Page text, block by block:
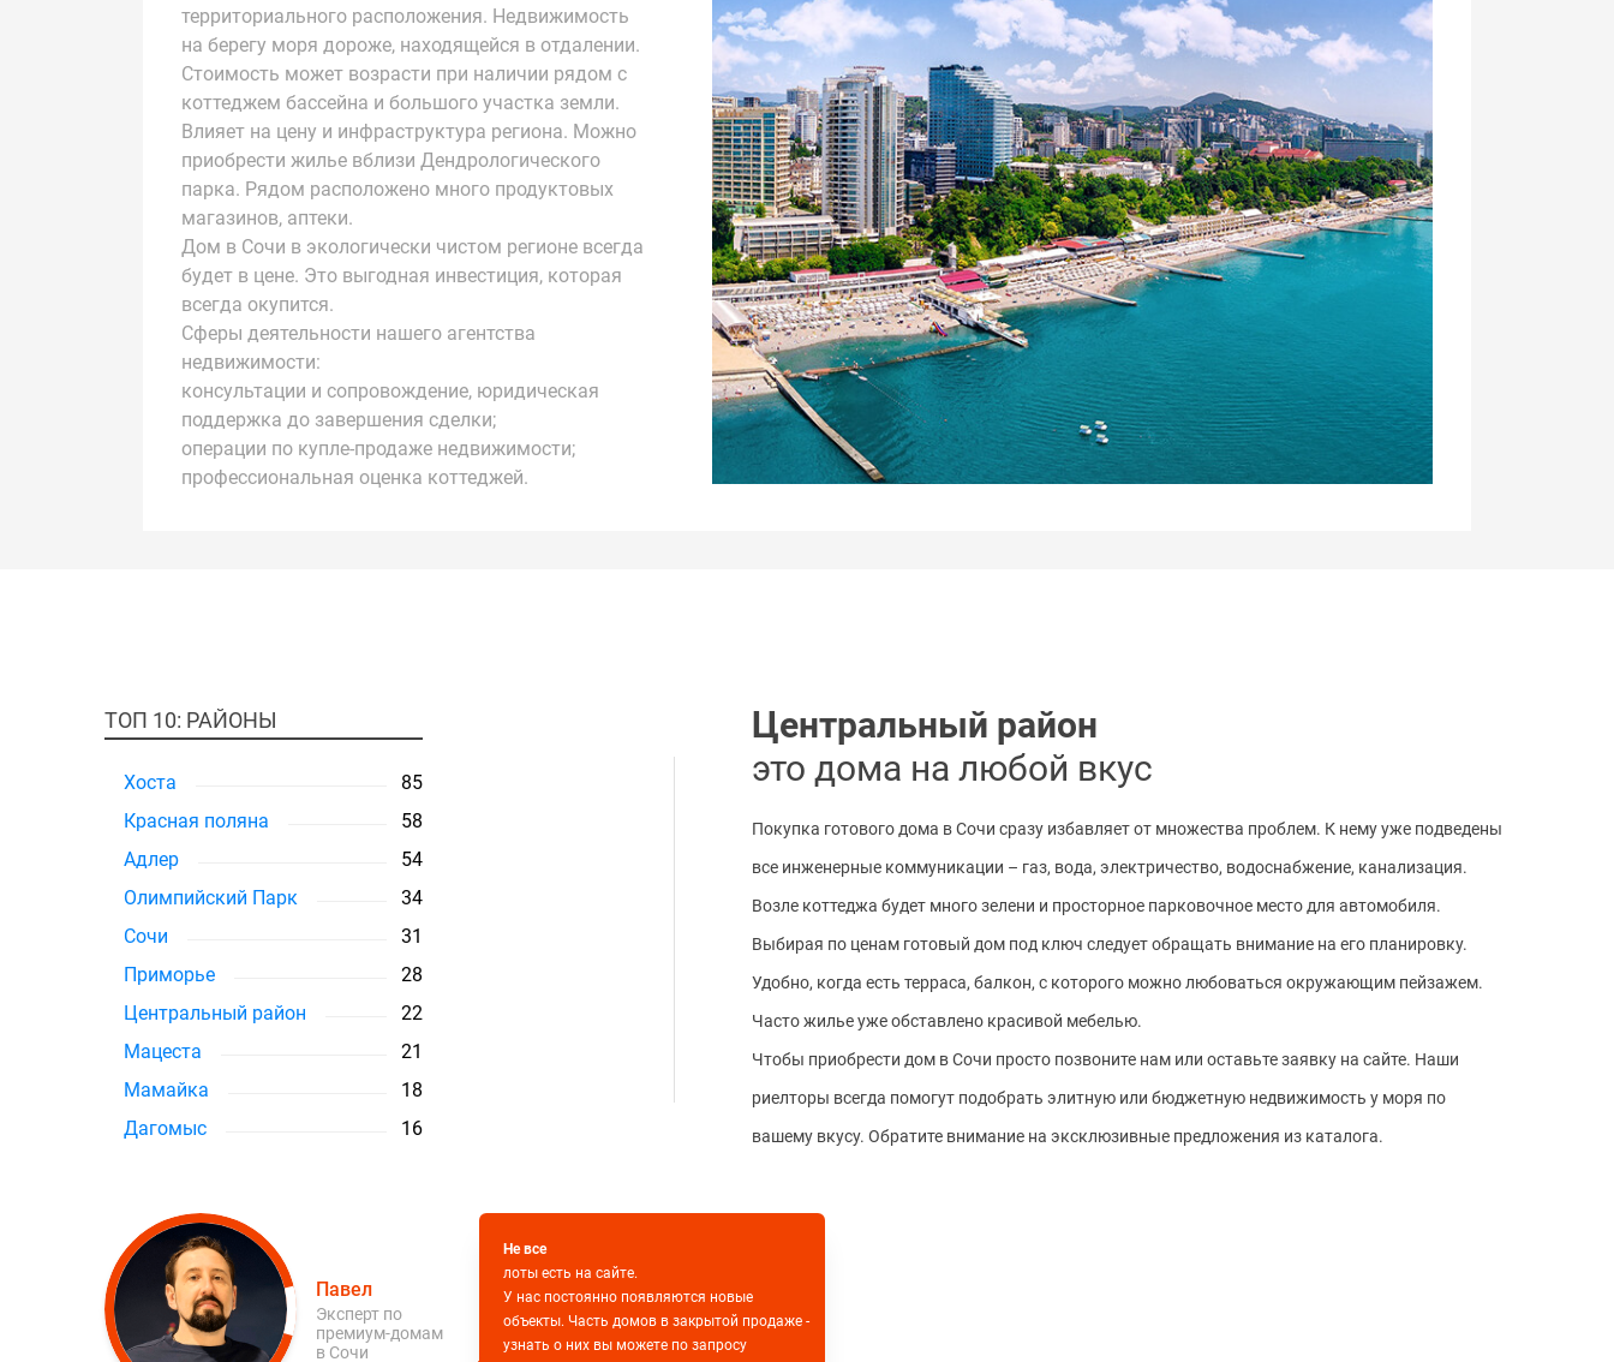
территориального расположения. Недвижимость
на берегу моря дороже, находящейся в отдалении.
Стоимость может возрасти при наличии рядом с
коттеджем бассейна и большого участка земли.
Влияет на цену и инфраструктура региона. Можно
приобрести жилье вблизи Дендрологического
парка. Рядом расположено много продуктовых
магазинов, аптеки.
Дом в Сочи в экологически чистом регионе всегда
будет в цене. Это выгодная инвестиция, которая
всегда окупится.
Сферы деятельности нашего агентства
недвижимости:
консультации и сопровождение, юридическая
поддержка до завершения сделки;
операции по купле-продаже недвижимости;
профессиональная оценка коттеджей.
ТОП 10: РАЙОНЫ
Хоста
85
Красная поляна
58
Адлер
54
Олимпийский Парк
34
Сочи
31
Приморье
28
Центральный район
22
Мацеста
21
Мамайка
18
Дагомыс
16
Центральный район
это дома на любой вкус
Покупка готового дома в Сочи сразу избавляет от множества проблем. К нему уже подведены
все инженерные коммуникации – газ, вода, электричество, водоснабжение, канализация.
Возле коттеджа будет много зелени и просторное парковочное место для автомобиля.
Выбирая по ценам готовый дом под ключ следует обращать внимание на его планировку.
Удобно, когда есть терраса, балкон, с которого можно любоваться окружающим пейзажем.
Часто жилье уже обставлено красивой мебелью.
Чтобы приобрести дом в Сочи просто позвоните нам или оставьте заявку на сайте. Наши
риелторы всегда помогут подобрать элитную или бюджетную недвижимость у моря по
вашему вкусу. Обратите внимание на эксклюзивные предложения из каталога.
Павел
Эксперт по
премиум-домам
в Сочи
Не все
лоты есть на сайте.
У нас постоянно появляются новые
объекты. Часть домов в закрытой продаже -
узнать о них вы можете по запросу